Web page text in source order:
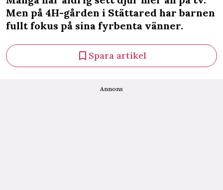
Men på 4H-gården i Stättared har barnen
fullt fokus på sina fyrbenta vänner.
Spara artikel
Annons